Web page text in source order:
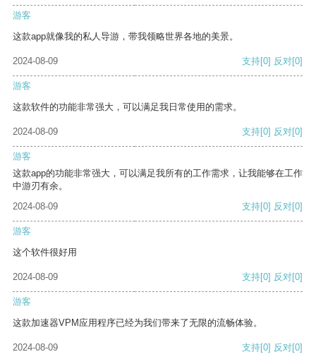
游客
这款app就像我的私人导游，带我领略世界各地的美景。
2024-08-09 支持[0] 反对[0]
游客
这款软件的功能非常强大，可以满足我日常使用的需求。
2024-08-09 支持[0] 反对[0]
游客
这款app的功能非常强大，可以满足我所有的工作需求，让我能够在工作
中游刃有余。
2024-08-09
支持[0] 反对[0]
游客
这个软件很好用
2024-08-09 支持[0] 反对[0]
游客
这款加速器VPM应用程序已经为我们带来了无限的流畅体验。
2024-08-09 支持[0] 反对[0]